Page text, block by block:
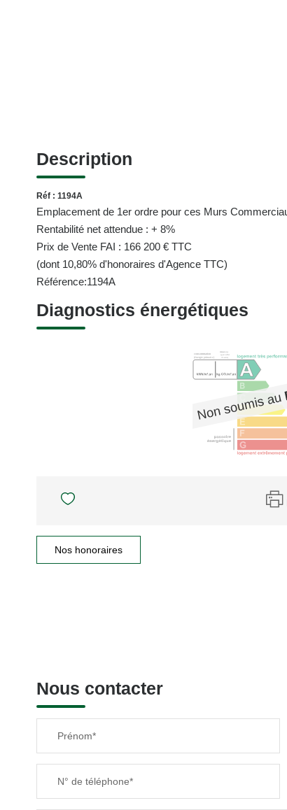
Description
Réf : 1194A
Emplacement de 1er ordre pour ces Murs
Rentabilité net attendue : + 8%
Prix de Vente FAI : 166 200 € TTC
(dont 10,80% d'honoraires d'Agence TTC)
Référence:1194A
Diagnostics énergétiques
Nos honoraires
Nous contacter
Prénom*
N° de téléphone*